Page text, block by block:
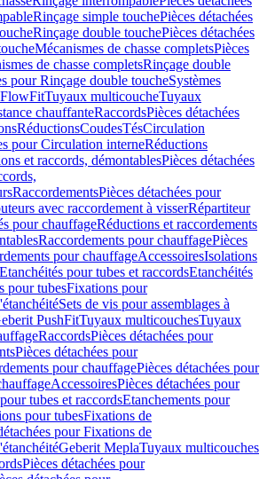
Rinçage simple touchePièces détachées
Rinçage double touchePièces détachées
Mécanismes de chasse completsPièces
de chasse completsRinçage double
pour Rinçage double toucheSystèmes
Tuyaux multicoucheTuyaux
chauffanteRaccordsPièces détachées
RéductionsCoudesTésCirculation
pour Circulation interneRéductions
et raccords, démontablesPièces détachées
RaccordementsPièces détachées pour
avec raccordement à visserRépartiteur
pour chauffageRéductions et raccordements
Raccordements pour chauffagePièces
pour chauffageAccessoiresIsolations
Etanchéités pour tubes et raccordsEtanchéités
pour tubesFixations pour
Sets de vis pour assemblages à
PushFitTuyaux multicouchesTuyaux
RaccordsPièces détachées pour
Pièces détachées pour
pour chauffagePièces détachées pour
AccessoiresPièces détachées pour
tubes et raccordsEtanchements pour
pour tubesFixations de
pour Fixations de
Geberit MeplaTuyaux multicouches
Pièces détachées pour